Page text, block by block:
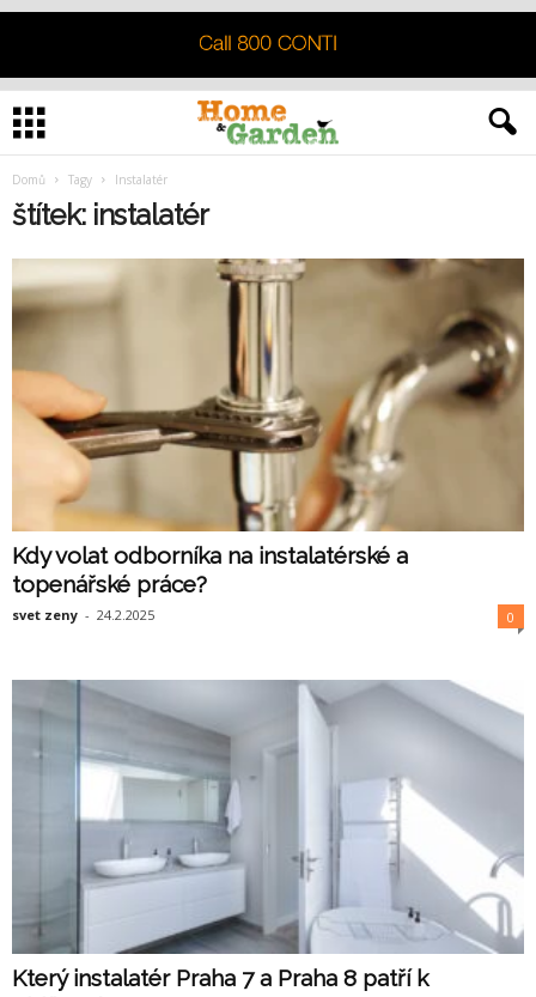
Domů Tagy Instalatér
štítek: instalatér
Kdy volat odborníka na instalatérské a
topenářské práce?
svet zeny - 24.2.2025 0
Který instalatér Praha 7 a Praha 8 patří k